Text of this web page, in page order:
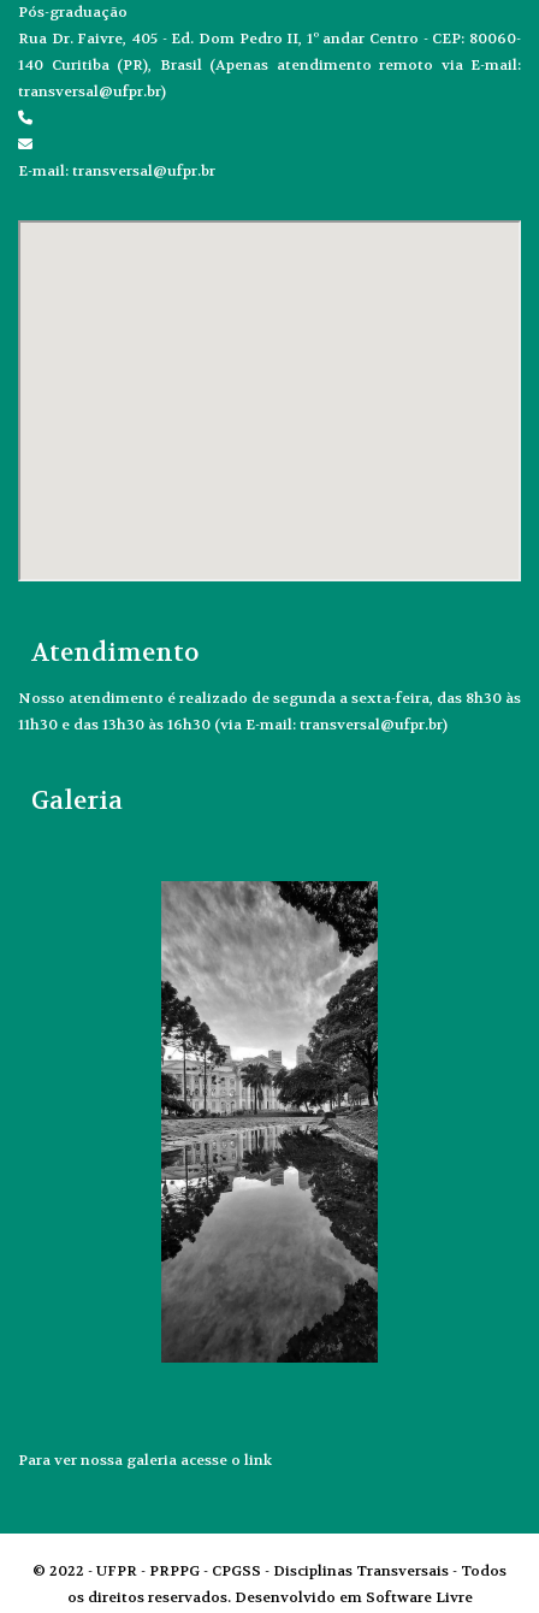
Pós-graduação
Rua Dr. Faivre, 405 - Ed. Dom Pedro II, 1º andar Centro - CEP: 80060-
140 Curitiba (PR), Brasil (Apenas atendimento remoto via E-mail:
transversal@ufpr.br)
E-mail: transversal@ufpr.br
Atendimento
Nosso atendimento é realizado de segunda a sexta-feira, das 8h30 às
11h30 e das 13h30 às 16h30 (via E-mail: transversal@ufpr.br)
Galeria
Para ver nossa galeria acesse o link
© 2022 - UFPR - PRPPG - CPGSS - Disciplinas Transversais - Todos
os direitos reservados. Desenvolvido em Software Livre